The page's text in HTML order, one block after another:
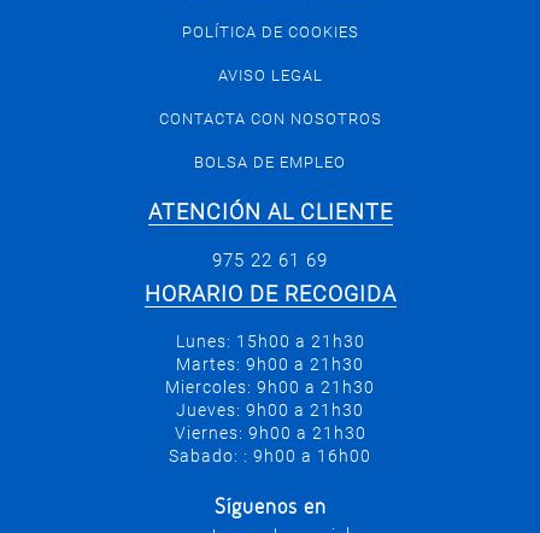
POLÍTICA DE COOKIES
AVISO LEGAL
CONTACTA CON NOSOTROS
BOLSA DE EMPLEO
ATENCIÓN AL CLIENTE
975 22 61 69
HORARIO DE RECOGIDA
Lunes: 15h00 a 21h30
Martes: 9h00 a 21h30
Miercoles: 9h00 a 21h30
Jueves: 9h00 a 21h30
Viernes: 9h00 a 21h30
Sabado: : 9h00 a 16h00
Síguenos en